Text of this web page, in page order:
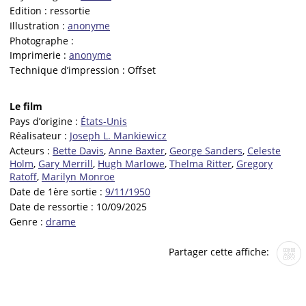
Edition : ressortie
Illustration : anonyme
Photographe :
Imprimerie : anonyme
Technique d’impression : Offset
Le film
Pays d’origine : États-Unis
Réalisateur : Joseph L. Mankiewicz
Acteurs : Bette Davis, Anne Baxter, George Sanders, Celeste
Holm, Gary Merrill, Hugh Marlowe, Thelma Ritter, Gregory
Ratoff, Marilyn Monroe
Date de 1ère sortie : 9/11/1950
Date de ressortie : 10/09/2025
Genre : drame
Partager cette affiche: